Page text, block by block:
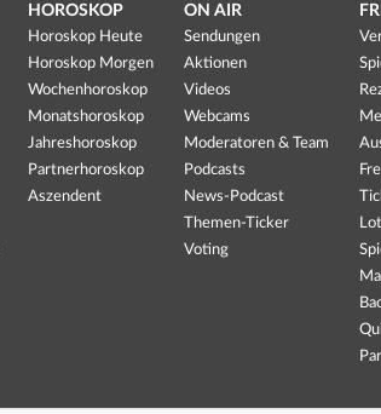
HOROSKOP
Horoskop Heute
Horoskop Morgen
Wochenhoroskop
Monatshoroskop
Jahreshoroskop
Partnerhoroskop
Aszendent
ON AIR
Sendungen
Aktionen
Videos
Webcams
Moderatoren & Team
Podcasts
News-Podcast
Themen-Ticker
Voting